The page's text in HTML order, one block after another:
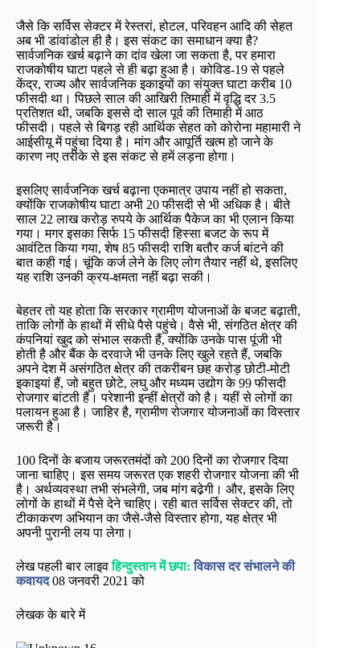
जैसे कि सर्विस सेक्टर में रेस्तरां, होटल, परिवहन आदि की सेहत
अब भी डांवांडोल ही है। इस संकट का समाधान क्या है?
सार्वजनिक खर्च बढ़ाने का दांव खेला जा सकता है, पर हमारा
राजकोषीय घाटा पहले से ही बढ़ा हुआ है। कोविड-19 से पहले
केंद्र, राज्य और सार्वजनिक इकाइयों का संयुक्त घाटा करीब 10
फीसदी था। पिछले साल की आखिरी तिमाही में वृद्धि दर 3.5
प्रतिशत थी, जबकि इससे दो साल पूर्व की तिमाही में आठ
फीसदी। पहले से बिगड़ रही आर्थिक सेहत को कोरोना महामारी ने
आईसीयू में पहुंचा दिया है। मांग और आपूर्ति खत्म हो जाने के
कारण नए तरीके से इस संकट से हमें लड़ना होगा।
इसलिए सार्वजनिक खर्च बढ़ाना एकमात्र उपाय नहीं हो सकता,
क्योंकि राजकोषीय घाटा अभी 20 फीसदी से भी अधिक है। बीते
साल 22 लाख करोड़ रुपये के आर्थिक पैकेज का भी एलान किया
गया। मगर इसका सिर्फ 15 फीसदी हिस्सा बजट के रूप में
आवंटित किया गया, शेष 85 फीसदी राशि बतौर कर्ज बांटने की
बात कही गई। चूंकि कर्ज लेने के लिए लोग तैयार नहीं थे, इसलिए
यह राशि उनकी क्रय-क्षमता नहीं बढ़ा सकी।
बेहतर तो यह होता कि सरकार ग्रामीण योजनाओं के बजट बढ़ाती,
ताकि लोगों के हाथों में सीधे पैसे पहुंचे। वैसे भी, संगठित क्षेत्र की
कंपनियां खुद को संभाल सकती हैं, क्योंकि उनके पास पूंजी भी
होती है और बैंक के दरवाजे भी उनके लिए खुले रहते हैं, जबकि
अपने देश में असंगठित क्षेत्र की तकरीबन छह करोड़ छोटी-मोटी
इकाइयां हैं, जो बहुत छोटे, लघु और मध्यम उद्योग के 99 फीसदी
रोजगार बांटती हैं। परेशानी इन्हीं क्षेत्रों को है। यहीं से लोगों का
पलायन हुआ है। जाहिर है, ग्रामीण रोजगार योजनाओं का विस्तार
जरूरी है।
100 दिनों के बजाय जरूरतमंदों को 200 दिनों का रोजगार दिया
जाना चाहिए। इस समय जरूरत एक शहरी रोजगार योजना की भी
है। अर्थव्यवस्था तभी संभलेगी, जब मांग बढे़गी। और, इसके लिए
लोगों के हाथों में पैसे देने चाहिए। रही बात सर्विस सेक्टर की, तो
टीकाकरण अभियान का जैसे-जैसे विस्तार होगा, यह क्षेत्र भी
अपनी पुरानी लय पा लेगा।
लेख पहली बार लाइवहिन्दुस्तान में छपा:विकास दर संभालने की
कवायद08 जनवरी 2021 को
लेखक के बारे में